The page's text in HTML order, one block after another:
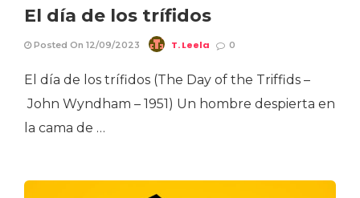
El día de los trífidos
Posted On 12/09/2023 T. Leela 0
El día de los trífidos (The Day of the Triffids –
John Wyndham – 1951) Un hombre despierta en
la cama de …